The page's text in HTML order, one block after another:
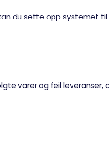
du sette opp systemet
varer og feil leveranser,